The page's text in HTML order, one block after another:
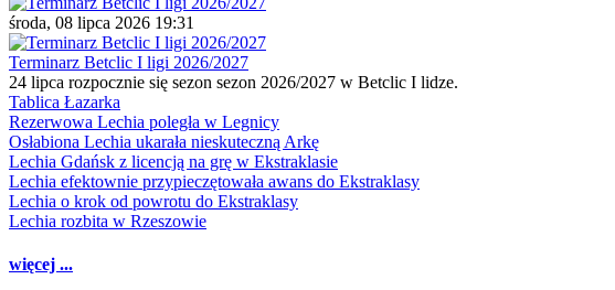
środa, 08 lipca 2026 19:31
Terminarz Betclic I ligi 2026/2027
24 lipca rozpocznie się sezon sezon 2026/2027 w Betclic I lidze.
Tablica Łazarka
Rezerwowa Lechia poległa w Legnicy
Osłabiona Lechia ukarała nieskuteczną Arkę
Lechia Gdańsk z licencją na grę w Ekstraklasie
Lechia efektownie przypieczętowała awans do Ekstraklasy
Lechia o krok od powrotu do Ekstraklasy
Lechia rozbita w Rzeszowie
więcej ...